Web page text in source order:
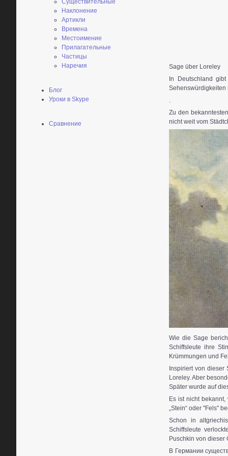
Существительные
Наклонение
Артикли
Времена
Местоимение
Прилагательные
Частицы
Наречия
Блог
Уроки в Skype
Сравнение
Sage über Loreley
In Deutschland
Sehenswürdigkeiten
.
Zu den
nicht weit vom
Wie die Sage
Schiffsleute ihre
Krümmungen und
Inspiriert von
Loreley. Aber
Später wurde auf
Es ist nicht bekannt,
„Stein“ oder "Fels"
Schon in
Schiffsleute
Puschkin von dieser
В Германии